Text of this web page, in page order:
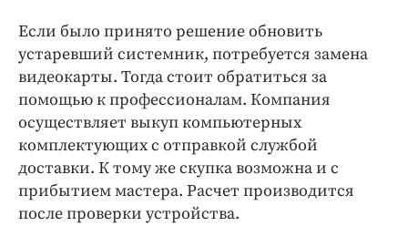
Если было принято решение обновить
устаревший системник, потребуется замена
видеокарты. Тогда стоит обратиться за
помощью к профессионалам. Компания
осуществляет выкуп компьютерных
комплектующих с отправкой службой
доставки. К тому же скупка возможна и с
прибытием мастера. Расчет производится
после проверки устройства.